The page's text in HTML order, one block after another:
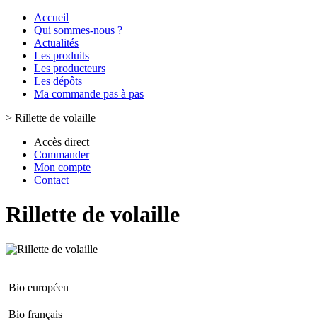
Accueil
Qui sommes-nous ?
Actualités
Les produits
Les producteurs
Les dépôts
Ma commande pas à pas
> Rillette de volaille
Accès direct
Commander
Mon compte
Contact
Rillette de volaille
Bio européen
Bio français